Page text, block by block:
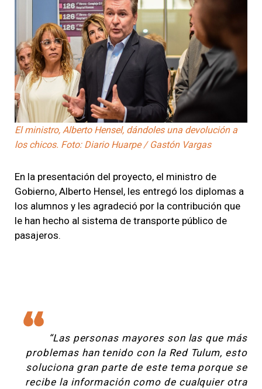
El ministro, Alberto Hensel, dándoles una devolución a
los chicos. Foto: Diario Huarpe / Gastón Vargas
En la presentación del proyecto, el ministro de
Gobierno, Alberto Hensel, les entregó los diplomas a
los alumnos y les agradeció por la contribución que
le han hecho al sistema de transporte público de
pasajeros.
“Las personas mayores son las que más
problemas han tenido con la Red Tulum, esto
soluciona gran parte de este tema porque se
recibe la información como de cualquier otra